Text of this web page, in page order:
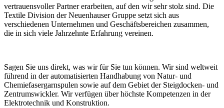
vertrauensvoller Partner erarbeiten, auf den wir sehr stolz sind. Die
Textile Division der Neuenhauser Gruppe setzt sich aus
verschiedenen Unternehmen und Geschäftsbereichen zusammen,
die in sich viele Jahrzehnte Erfahrung vereinen.
Sagen Sie uns direkt, was wir für Sie tun können. Wir sind weltweit
führend in der automatisierten Handhabung von Natur- und
Chemiefasergarnspulen sowie auf dem Gebiet der Steigdocken- und
Zentrumswickler. Wir verfügen über höchste Kompetenzen in der
Elektrotechnik und Konstruktion.